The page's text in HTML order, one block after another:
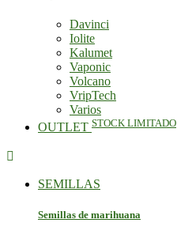
Davinci
Iolite
Kalumet
Vaponic
Volcano
VripTech
Varios
OUTLET STOCK LIMITADO

SEMILLAS
Semillas de marihuana